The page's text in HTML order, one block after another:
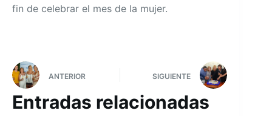
fin de celebrar el mes de la mujer.
ANTERIOR SIGUIENTE
Entradas relacionadas